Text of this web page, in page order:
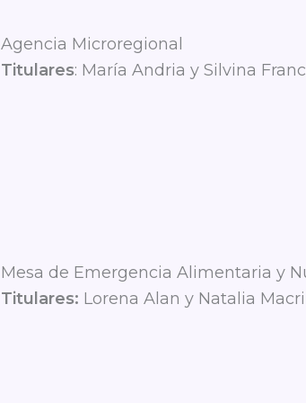
Agencia Microregional
Titulares: María Andria y Silvina
Mesa de Emergencia Alimentaria y
Titulares: Lorena Alan y Natalia Macri